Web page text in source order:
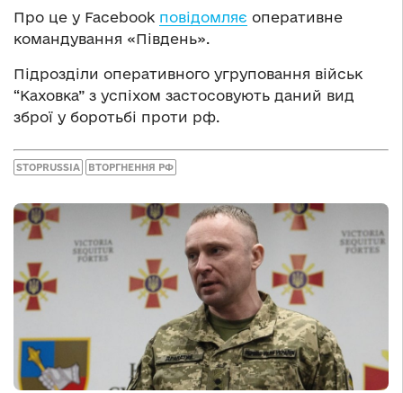
Про це у Facebook повідомляє оперативне
командування «Південь».
Підрозділи оперативного угруповання військ
“Каховка” з успіхом застосовують даний вид
зброї у боротьбі проти рф.
STOPRUSSIA ВТОРГНЕННЯ РФ